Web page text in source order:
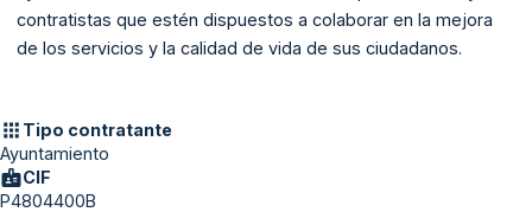
contratistas que estén dispuestos a colaborar en la mejora
de los servicios y la calidad de vida de sus ciudadanos.
Tipo contratante
Ayuntamiento
CIF
P4804400B